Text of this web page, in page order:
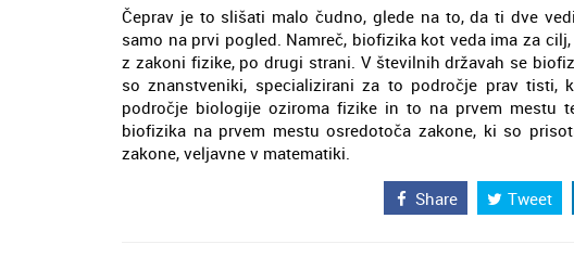
Čeprav je to slišati malo čudno, glede na to, da ti dve
samo na prvi pogled. Namreč, biofizika kot veda ima za
z zakoni fizike, po drugi strani. V številnih državah se
so znanstveniki, specializirani za to področje prav tisti,
področje biologije oziroma fizike in to na prvem mestu
biofizika na prvem mestu osredotoča zakone, ki so
zakone, veljavne v matematiki.
Share Tweet